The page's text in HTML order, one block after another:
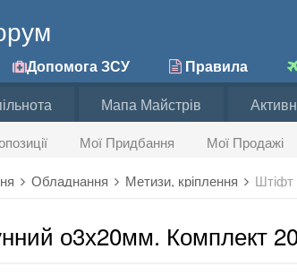
Допомога ЗСУ Правила
Мої Придбання Мої Продажі
Мапа Майстрів
Обладнання Метизи, кріплення Штіфт
о3х20мм. Комплект